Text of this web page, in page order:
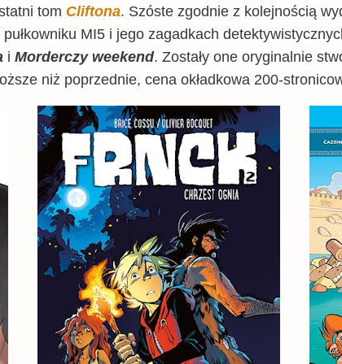
tom Cliftona. Szóste zgodnie z kolejnością
MI5 i jego zagadkach
i Morderczy weekend. Zostały one oryginalnie
niż poprzednie, cena okładkowa 200-